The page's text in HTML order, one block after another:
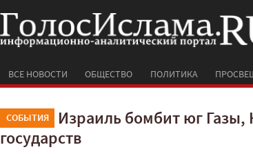
ВСЕ НОВОСТИ ОБЩЕСТВО ПОЛИТИКА
СОБЫТИЯ
Израиль бомбит юг Газы,
государств